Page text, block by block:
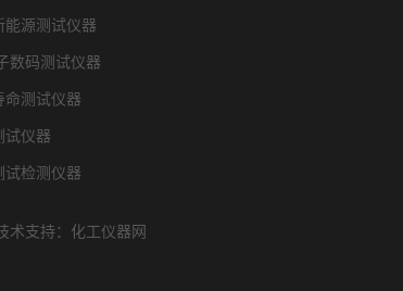
能源测试仪器
数码测试仪器
命测试仪器
试仪器
试检测仪器
术支持： 化工仪器网